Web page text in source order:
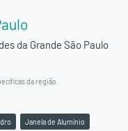
da Grande São Paulo
da região.
Janela de Alumínio